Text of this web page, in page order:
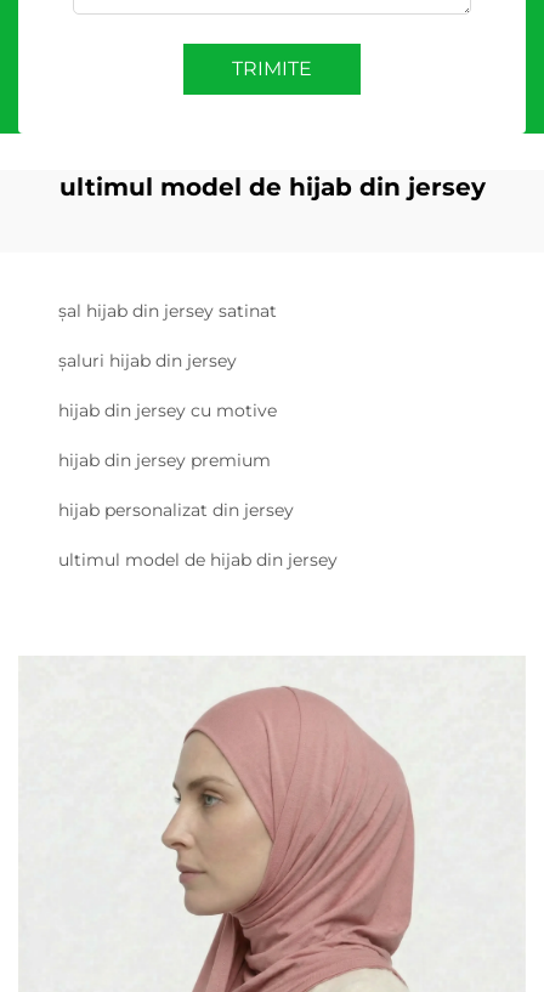
TRIMITE
ultimul model de hijab din jersey
șal hijab din jersey satinat
șaluri hijab din jersey
hijab din jersey cu motive
hijab din jersey premium
hijab personalizat din jersey
ultimul model de hijab din jersey